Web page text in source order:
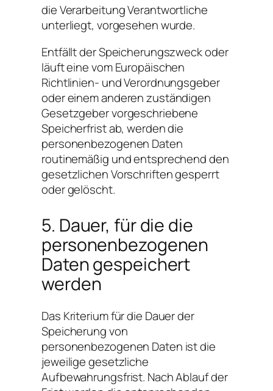
die Verarbeitung Verantwortliche
unterliegt, vorgesehen wurde.
Entfällt der Speicherungszweck oder
läuft eine vom Europäischen
Richtlinien- und Verordnungsgeber
oder einem anderen zuständigen
Gesetzgeber vorgeschriebene
Speicherfrist ab, werden die
personenbezogenen Daten
routinemäßig und entsprechend den
gesetzlichen Vorschriften gesperrt
oder gelöscht.
5. Dauer, für die die
personenbezogenen
Daten gespeichert
werden
Das Kriterium für die Dauer der
Speicherung von
personenbezogenen Daten ist die
jeweilige gesetzliche
Aufbewahrungsfrist. Nach Ablauf der